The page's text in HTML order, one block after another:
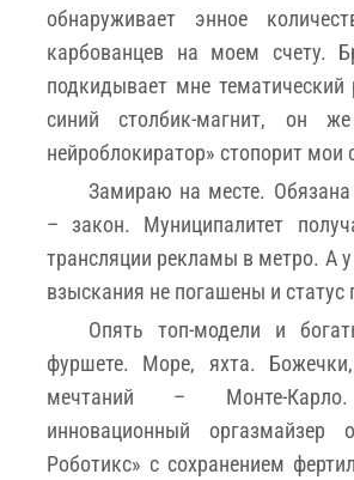
обнаруживает энное
карбованцев на моем счету.
подкидывает мне тематический
синий столбик-магнит, он
нейроблокиратор» стопорит мои
Замираю на месте.
– закон. Муниципалитет
трансляции рекламы в метро. А
взыскания не погашены и
Опять топ-модели и
фуршете. Море, яхта.
мечтаний – Монте-
инновационный оргазмайзер
Роботикс» с сохранением